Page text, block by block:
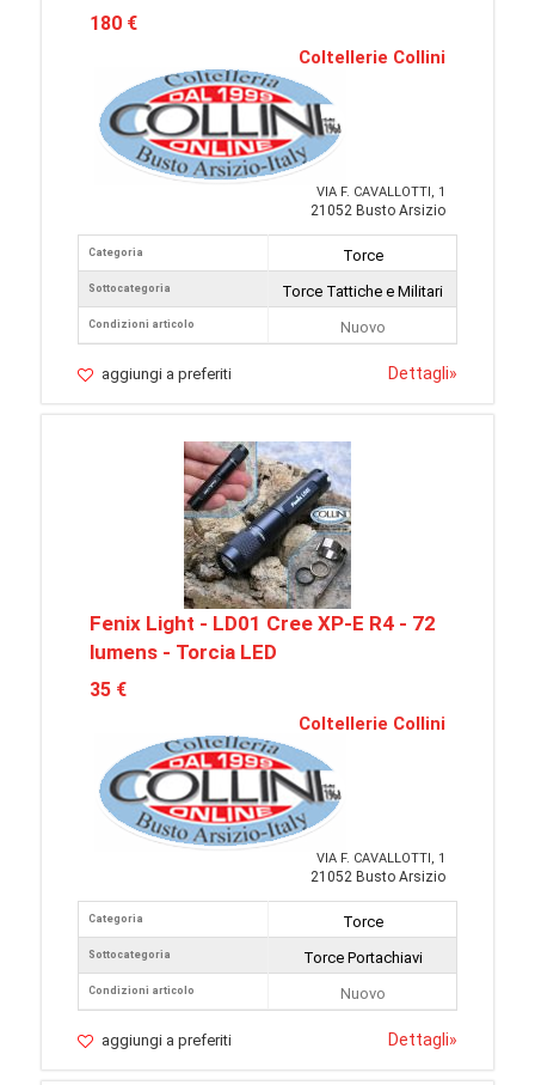
180 €
Coltellerie Collini
VIA F. CAVALLOTTI, 1
21052 Busto Arsizio
Categoria
Sottocategoria
Condizioni articolo
Torce
Torce Tattiche e Militari
Nuovo
aggiungi a preferiti Dettagli»
Fenix Light - LD01 Cree XP-E R4 - 72
lumens - Torcia LED
35 €
Coltellerie Collini
VIA F. CAVALLOTTI, 1
21052 Busto Arsizio
Categoria
Sottocategoria
Condizioni articolo
Torce
Torce Portachiavi
Nuovo
aggiungi a preferiti Dettagli»